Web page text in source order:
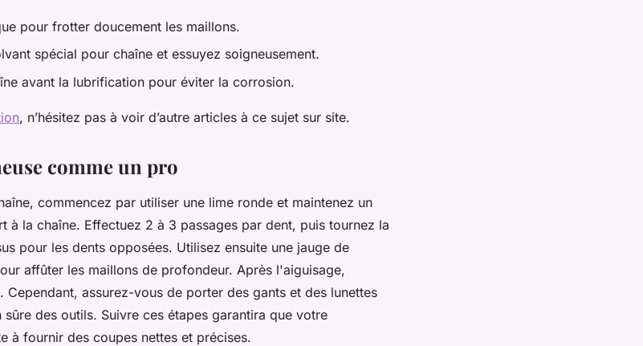
pour frotter doucement les maillons.
spécial pour chaîne et essuyez soigneusement.
avant la lubrification pour éviter la corrosion.
, n’hésitez pas à voir d’autre articles à ce sujet sur site.
comme un pro
commencez par utiliser une lime ronde et maintenez un
à la chaîne. Effectuez 2 à 3 passages par dent, puis tournez la
pour les dents opposées. Utilisez ensuite une jauge de
affûter les maillons de profondeur. Après l'aiguisage,
assurez-vous de porter des gants et des lunettes
des outils. Suivre ces étapes garantira que votre
à fournir des coupes nettes et précises.